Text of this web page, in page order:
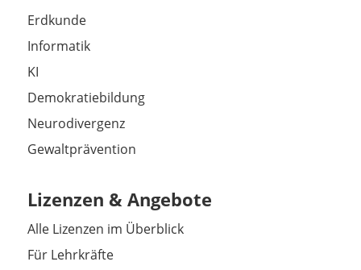
Erdkunde
Informatik
KI
Demokratiebildung
Neurodivergenz
Gewaltprävention
Lizenzen & Angebote
Alle Lizenzen im Überblick
Für Lehrkräfte